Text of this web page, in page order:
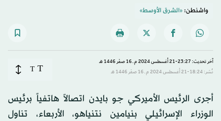
واشنطن:«الشرق الأوسط»
آخر تحديث: 23:27-21 أغسطس 2024 م ـ 16 صفَر 1446 هـ
نُشر: 18:24-21 أغسطس 2024 م ـ 16 صفَر 1446 هـ
T
T
أجرى الرئيس الأميركي جو بايدن اتصالاً هاتفياً برئيس
الوزراء الإسرائيلي بنيامين نتنياهو، الأربعاء، تناول